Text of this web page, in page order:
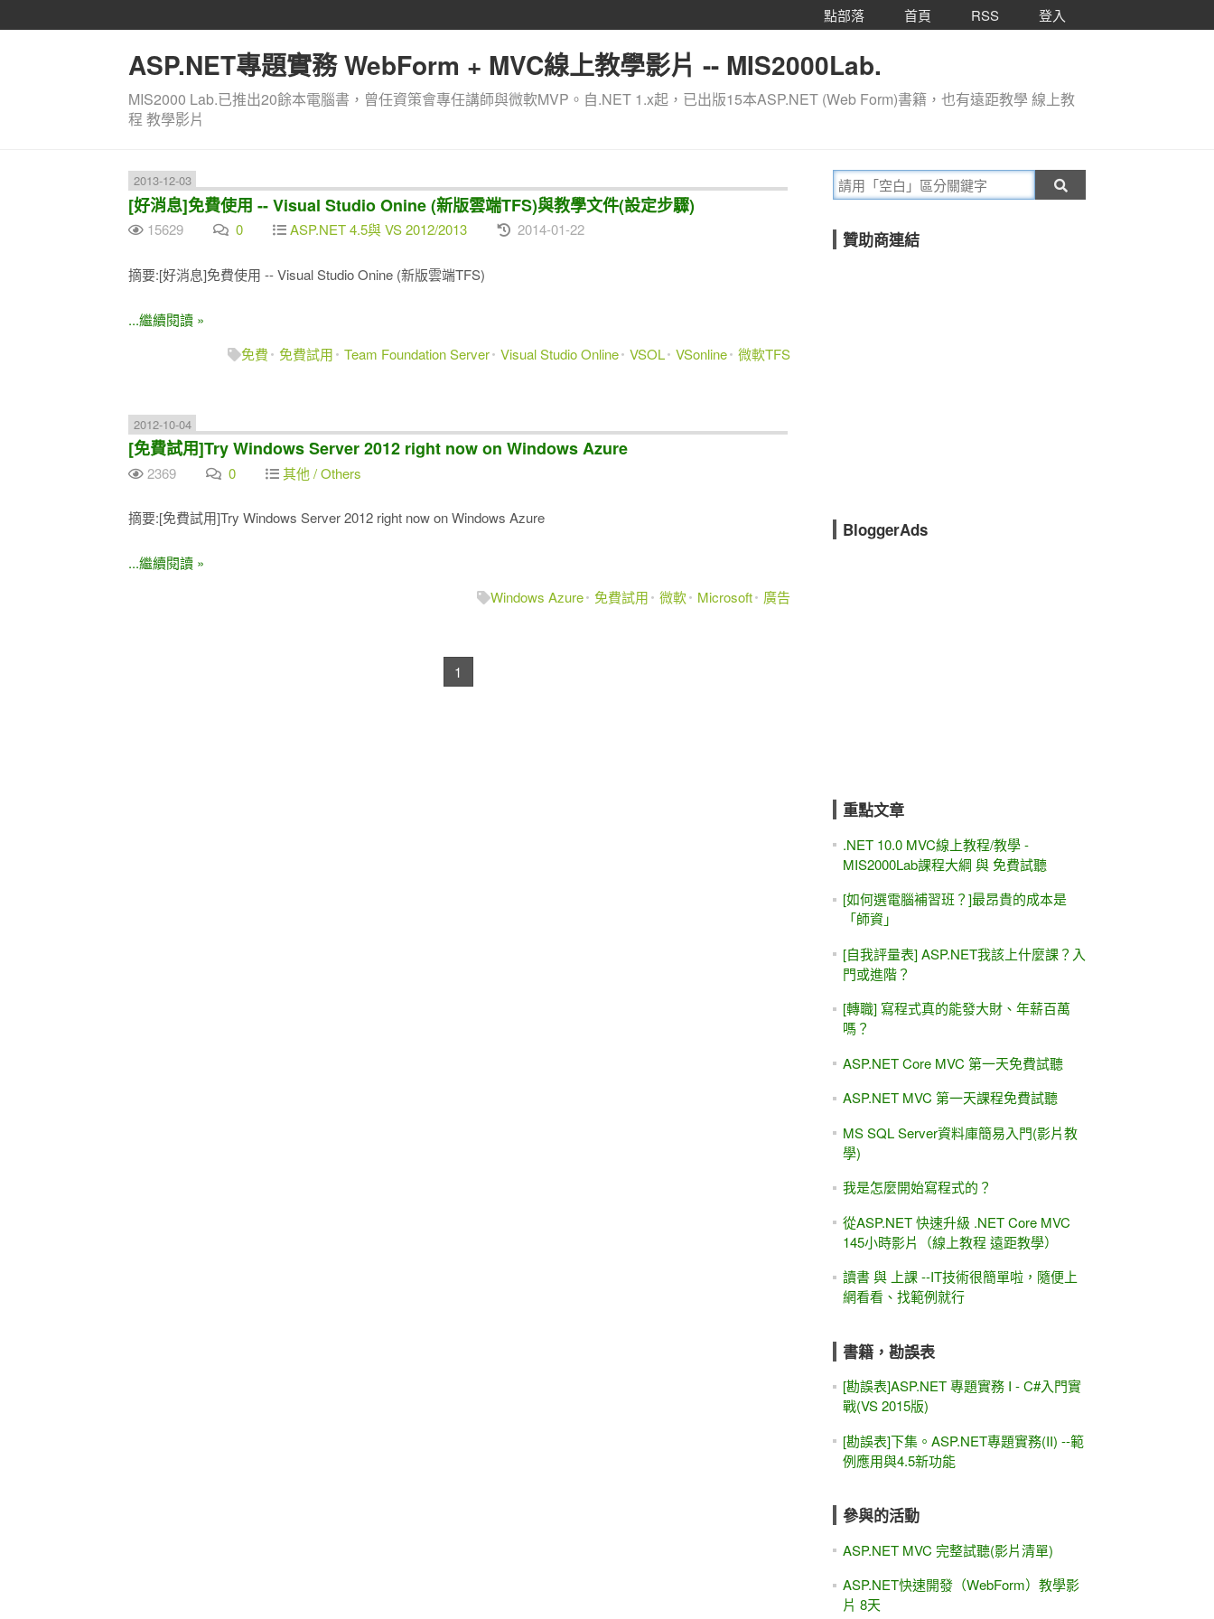
點部落 首頁 RSS 登入
ASP.NET專題實務 WebForm + MVC線上教學影片 -- MIS2000Lab.
MIS2000 Lab.已推出20餘本電腦書，曾任資策會專任講師與微軟MVP。自.NET 1.x起，已出版15本ASP.NET (Web Form)書籍，也有遠距教學 線上教
程 教學影片
2013-12-03
[好消息]免費使用 -- Visual Studio Onine (新版雲端TFS)與教學文件(設定步驟)
15629 0 ASP.NET 4.5與 VS 2012/2013 2014-01-22
摘要:[好消息]免費使用 -- Visual Studio Onine (新版雲端TFS)
...繼續閱讀 »
免費
免費試用 Team Foundation Server Visual Studio Online VSOL VSonline 微軟TFS
2012-10-04
[免費試用]Try Windows Server 2012 right now on Windows Azure
2369 0 其他 / Others
摘要:[免費試用]Try Windows Server 2012 right now on Windows Azure
...繼續閱讀 »
Windows Azure
免費試用 微軟 Microsoft 廣告
1
贊助商連結
BloggerAds
重點文章
.NET 10.0 MVC線上教程/教學 -
MIS2000Lab課程大綱 與 免費試聽
[如何選電腦補習班？]最昂貴的成本是
「師資」
[自我評量表] ASP.NET我該上什麼課？入
門或進階？
[轉職] 寫程式真的能發大財、年薪百萬
嗎？
ASP.NET Core MVC 第一天免費試聽
ASP.NET MVC 第一天課程免費試聽
MS SQL Server資料庫簡易入門(影片教
學)
我是怎麼開始寫程式的？
從ASP.NET 快速升級 .NET Core MVC
145小時影片（線上教程 遠距教學）
讀書 與 上課 --IT技術很簡單啦，隨便上
網看看、找範例就行
書籍，勘誤表
[勘誤表]ASP.NET 專題實務 I - C#入門實
戰(VS 2015版)
[勘誤表]下集。ASP.NET專題實務(II) --範
例應用與4.5新功能
參與的活動
ASP.NET MVC 完整試聽(影片清單)
ASP.NET快速開發（WebForm）教學影
片 8天